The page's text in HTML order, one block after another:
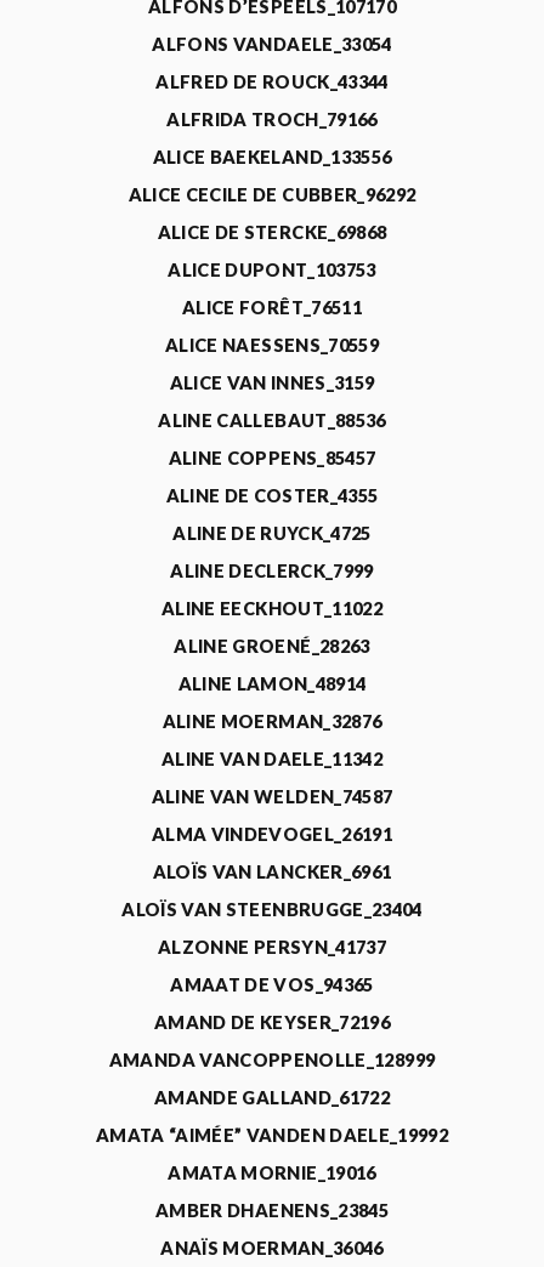
ALFONS D’ESPEELS_107170
ALFONS VANDAELE_33054
ALFRED DE ROUCK_43344
ALFRIDA TROCH_79166
ALICE BAEKELAND_133556
ALICE CECILE DE CUBBER_96292
ALICE DE STERCKE_69868
ALICE DUPONT_103753
ALICE FORÊT_76511
ALICE NAESSENS_70559
ALICE VAN INNES_3159
ALINE CALLEBAUT_88536
ALINE COPPENS_85457
ALINE DE COSTER_4355
ALINE DE RUYCK_4725
ALINE DECLERCK_7999
ALINE EECKHOUT_11022
ALINE GROENÉ_28263
ALINE LAMON_48914
ALINE MOERMAN_32876
ALINE VAN DAELE_11342
ALINE VAN WELDEN_74587
ALMA VINDEVOGEL_26191
ALOÏS VAN LANCKER_6961
ALOÏS VAN STEENBRUGGE_23404
ALZONNE PERSYN_41737
AMAAT DE VOS_94365
AMAND DE KEYSER_72196
AMANDA VANCOPPENOLLE_128999
AMANDE GALLAND_61722
AMATA “AIMÉE” VANDEN DAELE_19992
AMATA MORNIE_19016
AMBER DHAENENS_23845
ANAÏS MOERMAN_36046